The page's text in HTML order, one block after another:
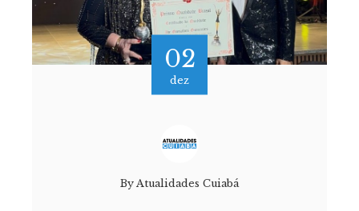
02
dez
By Atualidades Cuiabá